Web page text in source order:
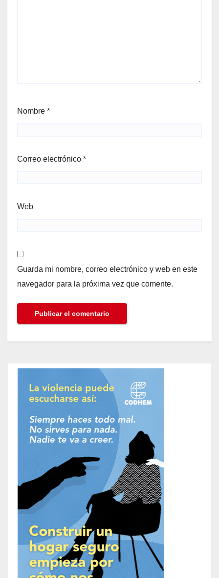
Nombre *
Correo electrónico *
Web
Guarda mi nombre, correo electrónico y web en este
navegador para la próxima vez que comente.